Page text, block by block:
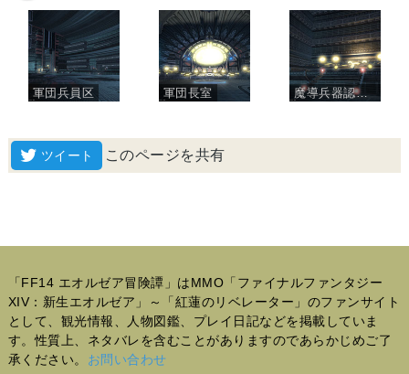
軍団兵員区 軍団長室 魔導兵器認証室
このページを共有
「FF14 エオルゼア冒険譚」はMMO「ファイナルファンタジー
XIV：新生エオルゼア」～「紅蓮のリベレーター」のファンサイト
として、観光情報、人物図鑑、プレイ日記などを掲載していま
す。性質上、ネタバレを含むことがありますのであらかじめご了
承ください。 お問い合わせ